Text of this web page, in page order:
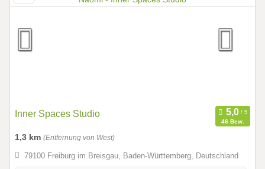
Inner Spaces Studio
46 Bew.
1,3 km (Entfernung von West)
79100 Freiburg im Breisgau, Baden-Württemberg, Deutschland